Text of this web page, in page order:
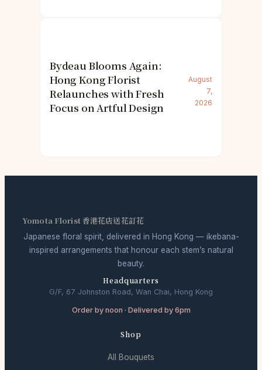
Bydeau Blooms Again:
Hong Kong Florist
Relaunches with Fresh
Focus on Artful Design
August
7,
2026
Yomota Florist 香港花店送花訂花
Japanese floral spirit, delivered in Hong Kong — ikebana-
inspired arrangements that honour each stem’s natural
beauty.
Headquarters
G/F, 67 Johnston Road, Wan Chai, Hong Kong
Order by noon · Delivered by 6pm
Shop
All Bouquets